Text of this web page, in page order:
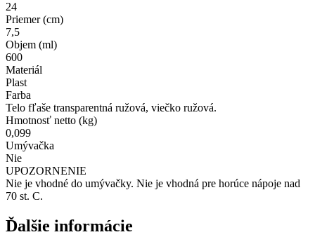
24
Priemer (cm)
7,5
Objem (ml)
600
Materiál
Plast
Farba
Telo fľaše transparentná ružová, viečko ružová.
Hmotnosť netto (kg)
0,099
Umývačka
Nie
UPOZORNENIE
Nie je vhodné do umývačky. Nie je vhodná pre horúce nápoje nad
70 st. C.
Ďalšie informácie